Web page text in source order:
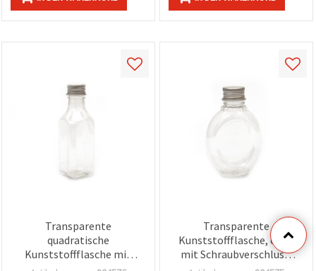
Transparente
quadratische
Kunststoffflasche mit
Schraubverschluss, 34 x 34
Transparente
Kunststoffflasche, oval,
mit Schraubverschluss,
54x85 mm – für Basteln &